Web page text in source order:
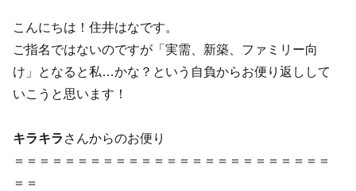
こんにちは！住井はなです。
ご指名ではないのですが「実需、新築、ファミリー向
け」となると私…かな？という自負からお便り返しして
いこうと思います！
キラキラ さんからのお便り
＝＝＝＝＝＝＝＝＝＝＝＝＝＝＝＝＝＝＝＝＝＝＝＝＝
＝＝